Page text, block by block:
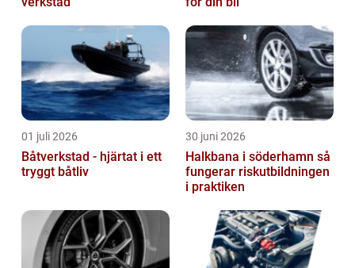
01 juli 2026
Båtverkstad - hjärtat i ett
tryggt båtliv
30 juni 2026
Halkbana i söderhamn så
fungerar riskutbildningen
i praktiken